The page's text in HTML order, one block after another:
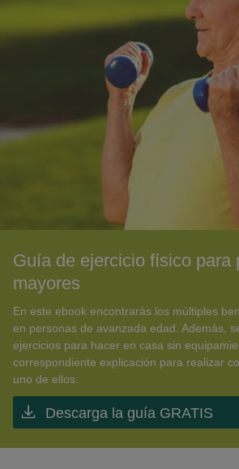
Guía de ejercicio físico para
mayores
En este ebook encontrarás los múltiples
en personas de avanzada edad. Además,
ejercicios para hacer en casa sin
correspondiente explicación para realizar
uno de ellos.
Descarga la guía GRATIS